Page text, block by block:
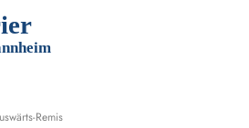
ier
nheim
Remis